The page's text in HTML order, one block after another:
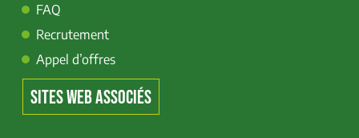
FAQ
Recrutement
Appel d’offres
SITES WEB ASSOCIÉS